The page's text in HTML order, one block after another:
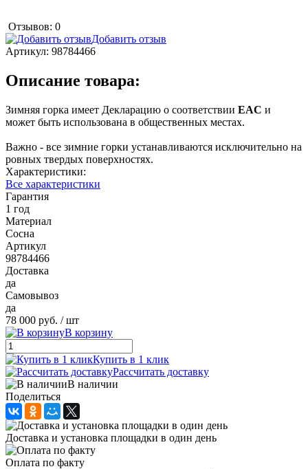
Отзывов: 0
Добавить отзыв
Артикул: 98784466
Описание товара:
Зимняя горка имеет Декларацию о соответствии EAC и
может быть использована в общественных местах.
Важно - все зимние горки устанавливаются исключительно на
ровных твердых поверхностях.
Характеристики:
Все характеристики
Гарантия
1 год
Материал
Сосна
Артикул
98784466
Доставка
да
Самовывоз
да
78 000 руб. / шт
В корзину
Купить в 1 клик
Рассчитать доставку
В наличии
Поделиться
Доставка и установка площадки в один день
Оплата по факту